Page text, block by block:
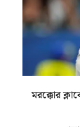
মরক্কোর